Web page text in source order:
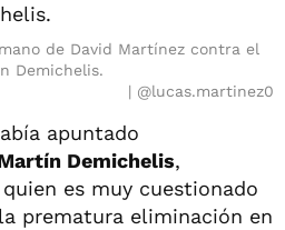
de David Martínez contra el
Demichelis.
@lucas.martinez0
apuntado
Demichelis,
quien es muy cuestionado
prematura eliminación en